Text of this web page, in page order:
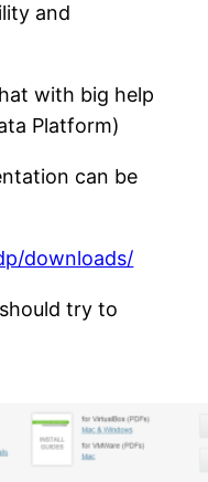
and
with big help
Platform)
can be
downloads/
try to